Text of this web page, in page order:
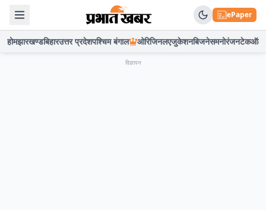
ePaper
होमझारखण्डबिहारउत्तर प्रदेशपश्चिम बंगाल ओरिजिनलएजुकेशनबिजनेसमनोरंजनटेकऑटो
विज्ञापन